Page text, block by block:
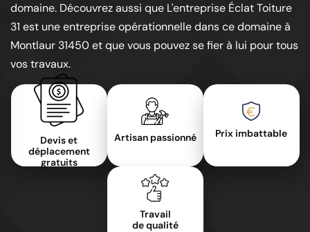
domaine. Découvrez aussi que L'entreprise Éclat Toiture
31 est une entreprise opérationnelle dans ce domaine à
Montlaur 31450 et que vous pouvez se fier à lui pour tous
vos travaux.
Devis et
déplacement
gratuits
Artisan passionné Prix imbattable
Travail
de qualité